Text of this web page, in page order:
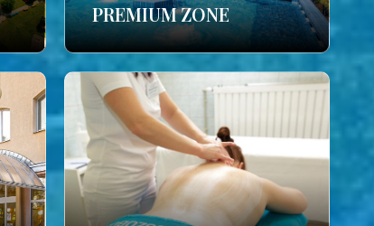
PREMIUM ZONE